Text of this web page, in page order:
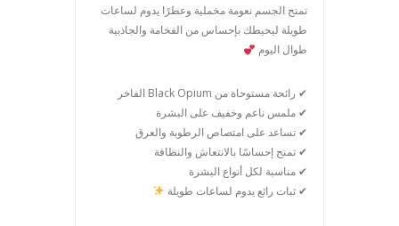
تمنح الجسم نعومة مخملية وعطرًا يدوم لساعات
طويلة ليحيطك بإحساس من الفخامة والجاذبية
طوال اليوم
✔ رائحة مستوحاة من Black Opium الفاخر
✔ ملمس ناعم وخفيف على البشرة
✔ تساعد على امتصاص الرطوبة والعرق
✔ تمنح إحساسًا بالانتعاش والنظافة
✔ مناسبة لكل أنواع البشرة
✔ ثبات رائع يدوم لساعات طويلة